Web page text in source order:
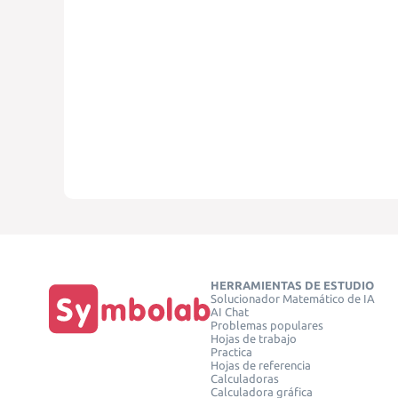
HERRAMIENTAS DE ESTUDIO
Solucionador Matemático de IA
AI Chat
Problemas populares
Hojas de trabajo
Practica
Hojas de referencia
Calculadoras
Calculadora gráfica